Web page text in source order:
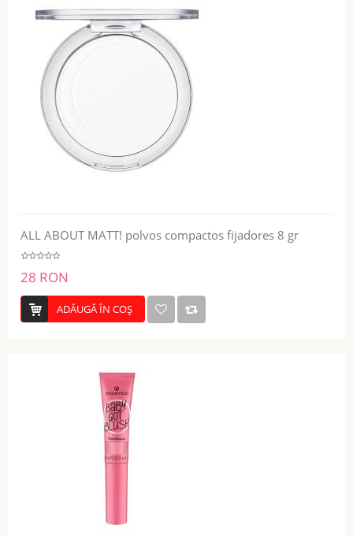
ALL ABOUT MATT! polvos compactos fijadores 8 gr
28 RON
ADĂUGĂ ÎN COŞ